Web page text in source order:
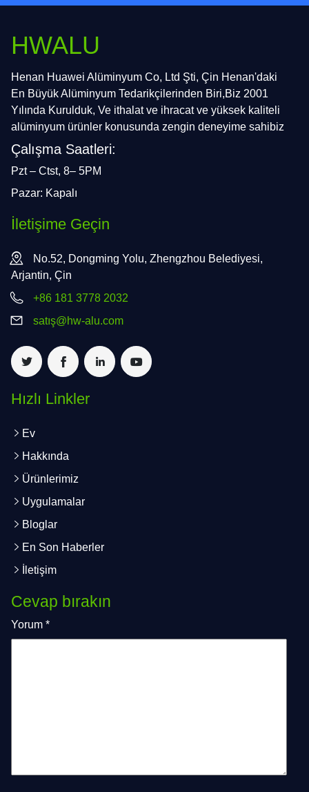
HWALU
Henan Huawei Alüminyum Co, Ltd Şti, Çin Henan'daki
En Büyük Alüminyum Tedarikçilerinden Biri,Biz 2001
Yılında Kurulduk, Ve ithalat ve ihracat ve yüksek kaliteli
alüminyum ürünler konusunda zengin deneyime sahibiz
Çalışma Saatleri:
Pzt – Ctst, 8– 5PM
Pazar: Kapalı
İletişime Geçin
No.52, Dongming Yolu, Zhengzhou Belediyesi,
Arjantin, Çin
+86 181 3778 2032
satış@hw-alu.com
Hızlı Linkler
Ev
Hakkında
Ürünlerimiz
Uygulamalar
Bloglar
En Son Haberler
İletişim
Cevap bırakın
Yorum *